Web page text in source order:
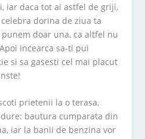
iar daca tot ai astfel de griji,
dorina de ziua ta
doar una, ca altfel nu
incearca sa-ti pui
si sa gasesti cel mai placut
prietenii la o terasa,
bautura cumparata din
iar la banii de benzina vor